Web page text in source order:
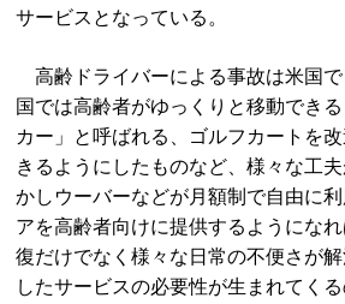
サービスとなっている。
高齢ドライバーによる事故は米国
国では高齢者がゆっくりと移動でき
カー」と呼ばれる、ゴルフカートを
きるようにしたものなど、様々な工
かしウーバーなどが月額制で自由に
アを高齢者向けに提供するようにな
復だけでなく様々な日常の不便さが
したサービスの必要性が生まれてく